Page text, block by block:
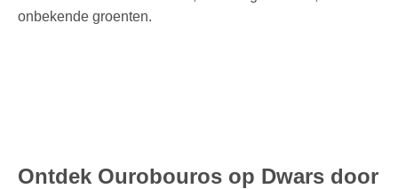
onbekende groenten.
Ontdek Ourobouros op Dwars door